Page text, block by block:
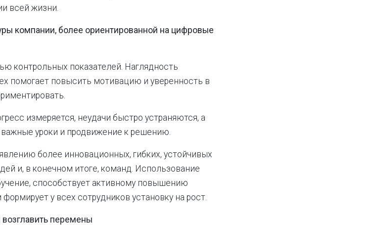
всей жизни.
компании, более ориентированной на цифровые
контрольных показателей. Наглядность
помогает повысить мотивацию и уверенность в
измеряется, неудачи быстро устраняются, а
важные уроки и продвижение к решению.
более инновационных, гибких, устойчивых
и, в конечном итоге, команд. Использование
способствует активному повышению
у всех сотрудников установку на рост.
перемены